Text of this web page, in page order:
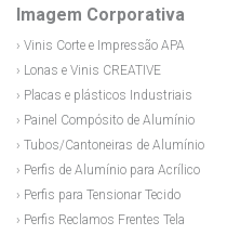
Imagem Corporativa
› Vinis Corte e Impressão APA
› Lonas e Vinis CREATIVE
› Placas e plásticos Industriais
› Painel Compósito de Alumínio
› Tubos/Cantoneiras de Alumínio
› Perfis de Alumínio para Acrílico
› Perfis para Tensionar Tecido
› Perfis Reclamos Frentes Tela